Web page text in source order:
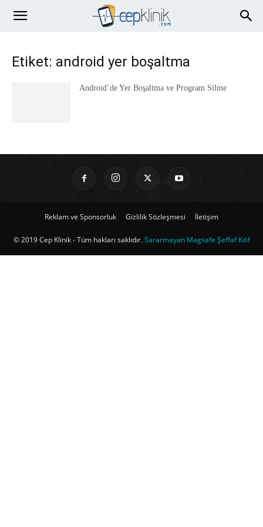
Etiket: android yer boşaltma
Android’de Yer Boşaltma ve Program Silme
Reklam ve Sponsorluk Gizlilik Sözleşmesi İletişim
© 2019 Cep Klinik - Tüm hakları saklıdır.Sararmayan Magsafe Şeffaf Kılıf